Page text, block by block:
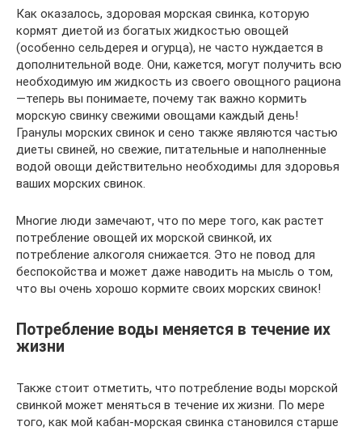
Как оказалось, здоровая морская свинка, которую
кормят диетой из богатых жидкостью овощей
(особенно сельдерея и огурца), не часто нуждается в
дополнительной воде. Они, кажется, могут получить всю
необходимую им жидкость из своего овощного рациона
—теперь вы понимаете, почему так важно кормить
морскую свинку свежими овощами каждый день!
Гранулы морских свинок и сено также являются частью
диеты свиней, но свежие, питательные и наполненные
водой овощи действительно необходимы для здоровья
ваших морских свинок.
Многие люди замечают, что по мере того, как растет
потребление овощей их морской свинкой, их
потребление алкоголя снижается. Это не повод для
беспокойства и может даже наводить на мысль о том,
что вы очень хорошо кормите своих морских свинок!
Потребление воды меняется в течение их
жизни
Также стоит отметить, что потребление воды морской
свинкой может меняться в течение их жизни. По мере
того, как мой кабан-морская свинка становился старше